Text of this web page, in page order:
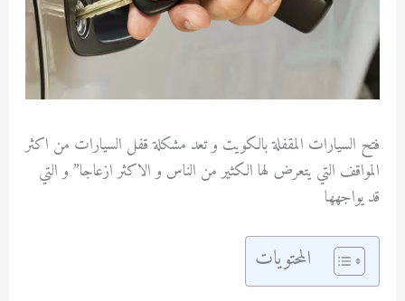
فتح السيارات المقفلة بالكويت و تعد مشكلة قفل السيارات من اكثر
المواقف التي يتعرض لها الكثير من الناس و الاكثر ازعاجا” و التي
قد يواجهها
المحتويات